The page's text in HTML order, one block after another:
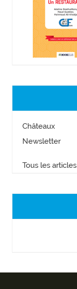
Châteaux
Newsletter
Tous les articles